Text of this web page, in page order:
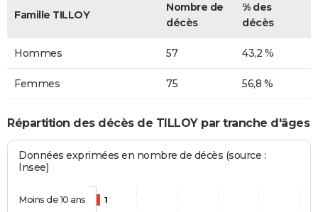
Famille TILLOY
Nombre de
décès
% des
décès
Hommes 57 43,2 %
Femmes 75 56,8 %
Répartition des décès de TILLOY par tranche d'âges
Données exprimées en nombre de décès (source :
Insee)
1
Moins de 10 ans